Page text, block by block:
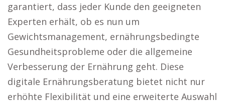
garantiert, dass jeder Kunde den geeigneten
Experten erhält, ob es nun um
Gewichtsmanagement, ernährungsbedingte
Gesundheitsprobleme oder die allgemeine
Verbesserung der Ernährung geht. Diese
digitale Ernährungsberatung bietet nicht nur
erhöhte Flexibilität und eine erweiterte Auswahl